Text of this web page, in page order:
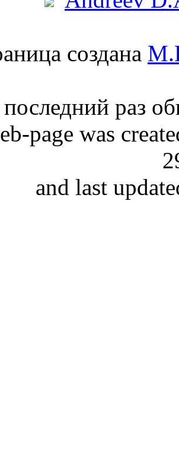
создана
раз
page was
and last